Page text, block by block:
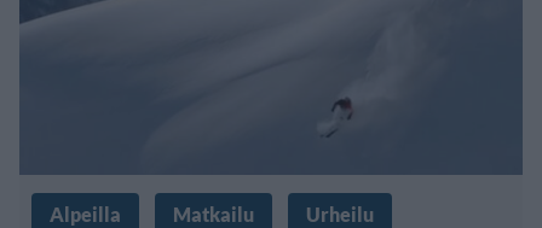
Alpeilla Matkailu Urheilu